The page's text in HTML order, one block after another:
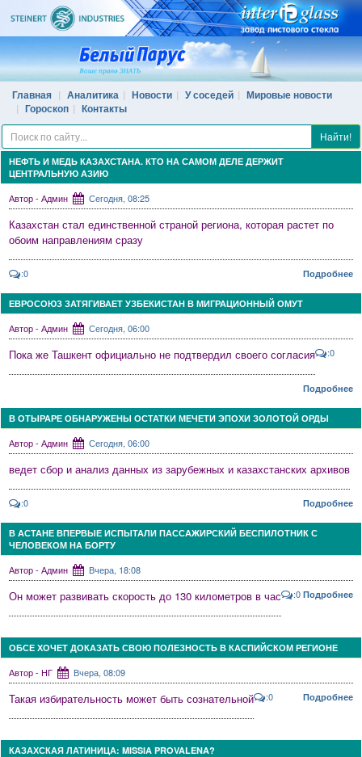
Главная Аналитика Новости У соседей
Мировые новости
Гороскоп
Контакты
Найти!
НЕФТЬ И МЕДЬ КАЗАХСТАНА. КТО НА САМОМ ДЕЛЕ ДЕРЖИТ
ЦЕНТРАЛЬНУЮ АЗИЮ
Автор - Админ Сегодня, 08:25
Казахстан стал единственной страной региона, которая растет по
обоим направлениям сразу
:0 Подробнее
ЕВРОСОЮЗ ЗАТЯГИВАЕТ УЗБЕКИСТАН В МИГРАЦИОННЫЙ ОМУТ
Автор - Админ Сегодня, 06:00
Пока же Ташкент официально не подтвердил своего согласия :0
Подробнее
В ОТЫРАРЕ ОБНАРУЖЕНЫ ОСТАТКИ МЕЧЕТИ ЭПОХИ ЗОЛОТОЙ ОРДЫ
Автор - Админ Сегодня, 06:00
ведет сбор и анализ данных из зарубежных и казахстанских архивов
:0 Подробнее
В АСТАНЕ ВПЕРВЫЕ ИСПЫТАЛИ ПАССАЖИРСКИЙ БЕСПИЛОТНИК С
ЧЕЛОВЕКОМ НА БОРТУ
Автор - Админ Вчера, 18:08
Он может развивать скорость до 130 километров в час :0 Подробнее
ОБСЕ ХОЧЕТ ДОКАЗАТЬ СВОЮ ПОЛЕЗНОСТЬ В КАСПИЙСКОМ РЕГИОНЕ
Автор - НГ Вчера, 08:09
Такая избирательность может быть сознательной :0 Подробнее
КАЗАХСКАЯ ЛАТИНИЦА: MISSIA PROVALENA?